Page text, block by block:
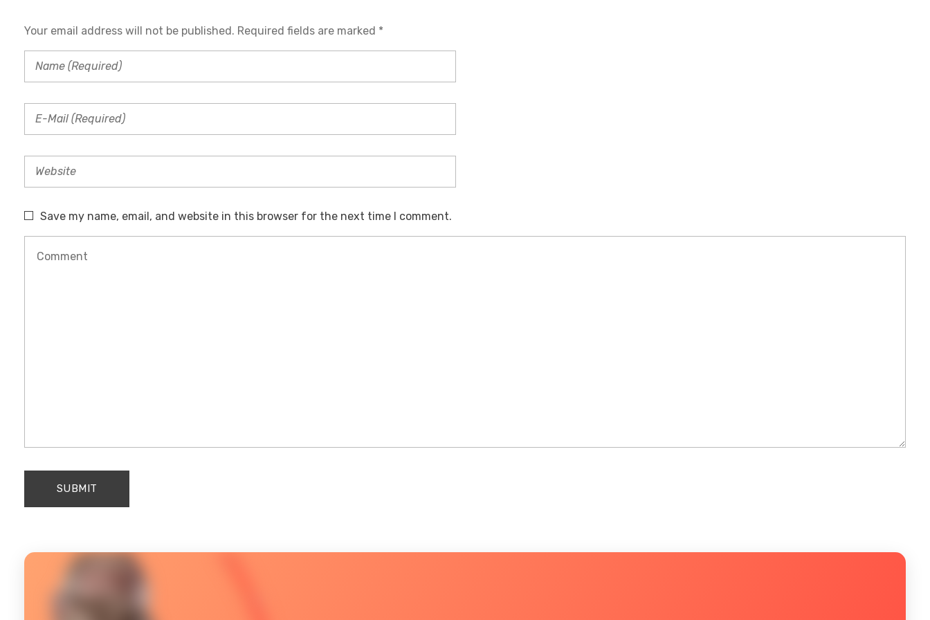
N
T
O
Your email address will not be published. Required fields are marked *
Save my name, email, and website in this browser for the next time I comment.